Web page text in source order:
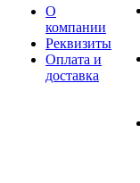
О
компании
Реквизиты
Оплата и
доставка